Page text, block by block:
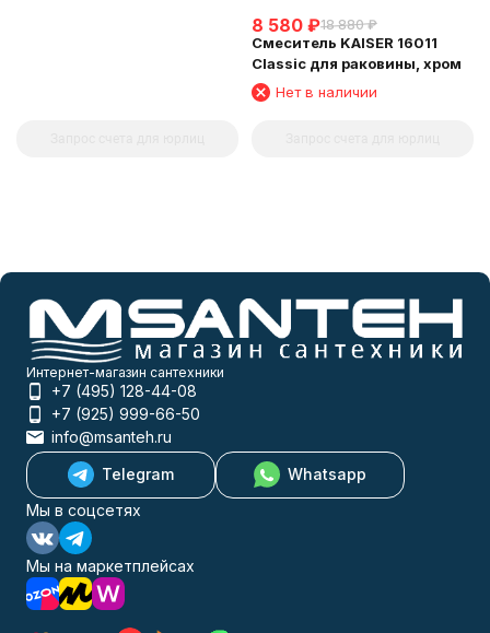
8 580 ₽18 880 ₽
Смеситель KAISER 16011
Classic для раковины, хром
Нет в наличии
Интернет-магазин сантехники
+7 (495) 128-44-08
+7 (925) 999-66-50
info@msanteh.ru
Telegram
Whatsapp
Мы в соцсетях
Мы на маркетплейсах